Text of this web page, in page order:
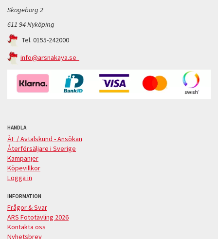
Skogeborg 2
611 94 Nyköping
Tel. 0155-242000
info@arsnakaya.se
HANDLA
ÅF / Avtalskund - Ansökan
Återförsäljare i Sverige
Kampanjer
Köpevillkor
Logga in
INFORMATION
Frågor & Svar
ARS Fototävling 2026
Kontakta oss
Nyhetsbrev